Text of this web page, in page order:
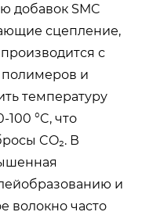
добавок SMC
сцепление,
с
и
температуру
100 °C, что
CO₂. В
и
волокно часто